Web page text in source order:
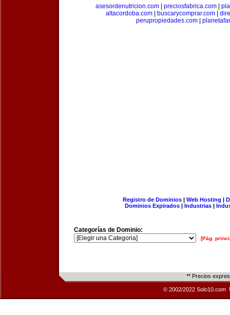
asesordenutricion.com
preciosfabrica.com
altacordoba.com
buscarycomprar.com
perupropiedades.com
Registro de Dominios| Web Hosting |
Dominios Expirados | Industrias |
Categorías de Dominio:
[Pág.
** Precios
© 2002/2022 Solo10.com